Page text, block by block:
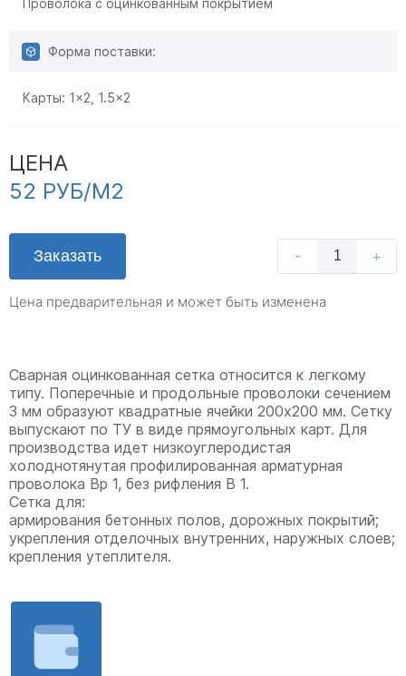
Проволока с оцинкованным покрытием
Форма поставки:
Карты: 1x2 1.5x2
ЦЕНА
52 РУБ/М2
Заказать
Цена предварительная и может быть изменена
- +
Сварная оцинкованная сетка относится к легкому
типу. Поперечные и продольные проволоки сечением
3 мм образуют квадратные ячейки 200х200 мм. Сетку
выпускают по ТУ в виде прямоугольных карт. Для
производства идет низкоуглеродистая
холоднотянутая профилированная арматурная
проволока Вр 1, без рифления В 1.
Сетка для:
армирования бетонных полов, дорожных покрытий;
укрепления отделочных внутренних, наружных слоев;
крепления утеплителя.